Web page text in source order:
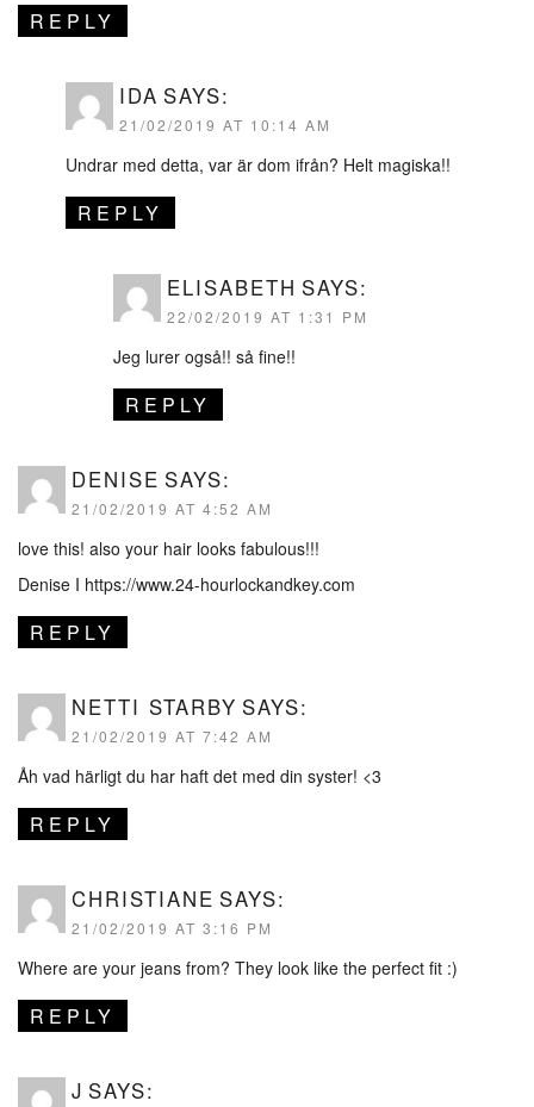
REPLY
IDA SAYS:
21/02/2019 AT 10:14 AM
Undrar med detta, var är dom ifrån? Helt magiska!!
REPLY
ELISABETH SAYS:
22/02/2019 AT 1:31 PM
Jeg lurer også!! så fine!!
REPLY
DENISE SAYS:
21/02/2019 AT 4:52 AM
love this! also your hair looks fabulous!!!
Denise I https://www.24-hourlockandkey.com
REPLY
NETTI STARBY SAYS:
21/02/2019 AT 7:42 AM
Åh vad härligt du har haft det med din syster! <3
REPLY
CHRISTIANE SAYS:
21/02/2019 AT 3:16 PM
Where are your jeans from? They look like the perfect fit :)
REPLY
J SAYS: